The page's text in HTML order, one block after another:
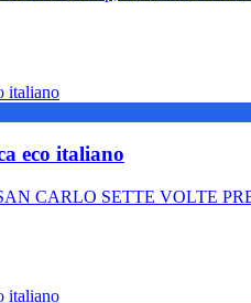
eco italiano
CARLO SETTE VOLTE